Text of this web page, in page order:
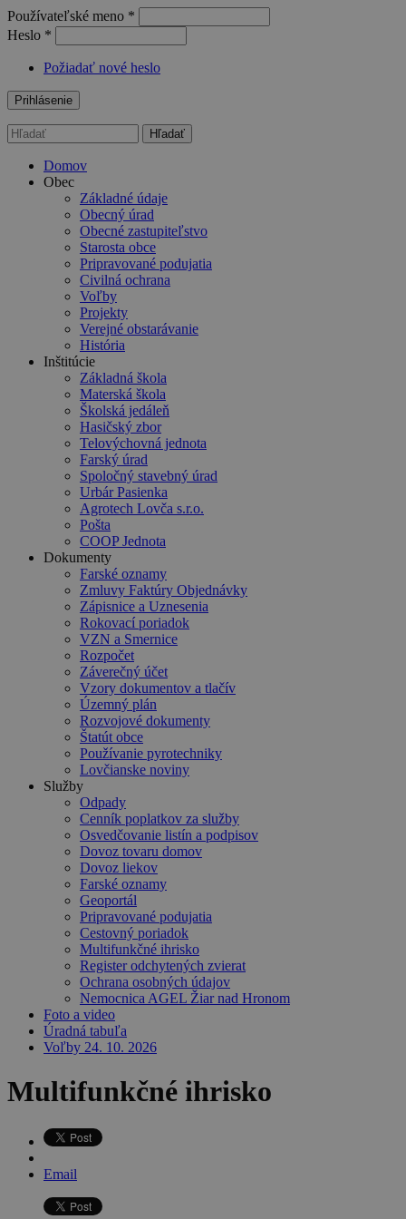
Používateľské meno *
Heslo *
Požiadať nové heslo
Hľadať
Domov
Obec
Základné údaje
Obecný úrad
Obecné zastupiteľstvo
Starosta obce
Pripravované podujatia
Civilná ochrana
Voľby
Projekty
Verejné obstarávanie
História
Inštitúcie
Základná škola
Materská škola
Školská jedáleň
Hasičský zbor
Telovýchovná jednota
Farský úrad
Spoločný stavebný úrad
Urbár Pasienka
Agrotech Lovča s.r.o.
Pošta
COOP Jednota
Dokumenty
Farské oznamy
Zmluvy Faktúry Objednávky
Zápisnice a Uznesenia
Rokovací poriadok
VZN a Smernice
Rozpočet
Záverečný účet
Vzory dokumentov a tlačív
Územný plán
Rozvojové dokumenty
Štatút obce
Používanie pyrotechniky
Lovčianske noviny
Služby
Odpady
Cenník poplatkov za služby
Osvedčovanie listín a podpisov
Dovoz tovaru domov
Dovoz liekov
Farské oznamy
Geoportál
Pripravované podujatia
Cestovný poriadok
Multifunkčné ihrisko
Register odchytených zvierat
Ochrana osobných údajov
Nemocnica AGEL Žiar nad Hronom
Foto a video
Úradná tabuľa
Voľby 24. 10. 2026
Multifunkčné ihrisko
Email